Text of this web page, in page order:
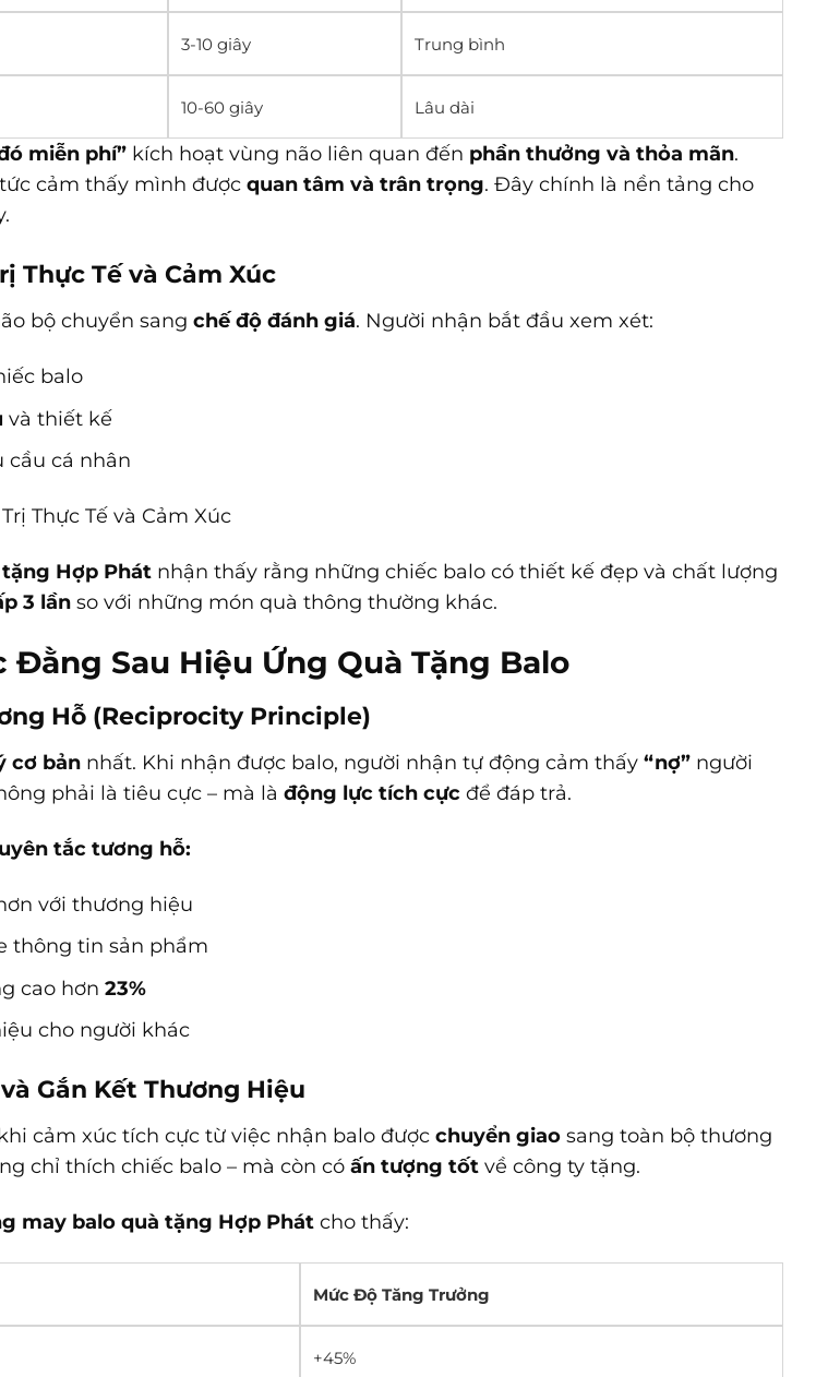
3-10 giây Trung bình
10-60 giây Lâu dài
miễn phí” kích hoạt vùng não liên quan đến phần thưởng và thỏa mãn.
cảm thấy mình được quan tâm và trân trọng. Đây chính là nền tảng cho
Thực Tế và Cảm Xúc
bộ chuyển sang chế độ đánh giá. Người nhận bắt đầu xem xét:
balo
và thiết kế
cầu cá nhân
Hợp Phát nhận thấy rằng những chiếc balo có thiết kế đẹp và chất lượng
3 lần so với những món quà thông thường khác.
Đằng Sau Hiệu Ứng Quà Tặng Balo
Hỗ (Reciprocity Principle)
cơ bản nhất. Khi nhận được balo, người nhận tự động cảm thấy “nợ” người
phải là tiêu cực – mà là động lực tích cực để đáp trả.
tắc tương hỗ:
với thương hiệu
thông tin sản phẩm
cao hơn 23%
cho người khác
Gắn Kết Thương Hiệu
cảm xúc tích cực từ việc nhận balo được chuyển giao sang toàn bộ thương
chỉ thích chiếc balo – mà còn có ấn tượng tốt về công ty tặng.
may balo quà tặng Hợp Phát cho thấy:
Mức Độ Tăng Trưởng
+45%